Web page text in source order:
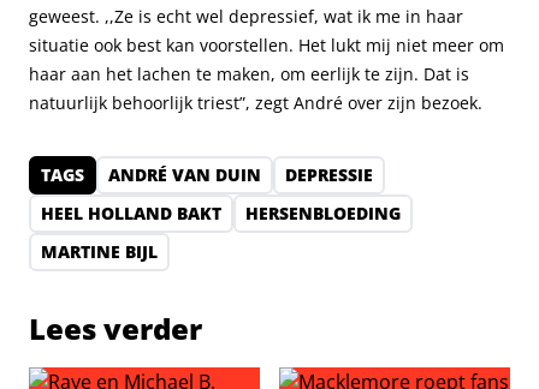
geweest. ,,Ze is echt wel depressief, wat ik me in haar
situatie ook best kan voorstellen. Het lukt mij niet meer om
haar aan het lachen te maken, om eerlijk te zijn. Dat is
natuurlijk behoorlijk triest”, zegt André over zijn bezoek.
TAGS ANDRÉ VAN DUIN
DEPRESSIE
HEEL HOLLAND BAKT
HERSENBLOEDING
MARTINE BIJL
Lees verder